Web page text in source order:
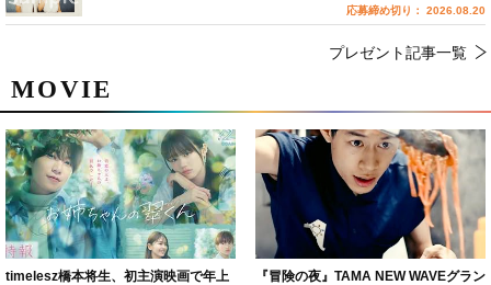
MOVIE
timelesz橋本将生、初主演映画で年上
『冒険の夜』TAMA NEW WAVEグラン
応募締め切り： 2026.08.20
プレゼント記事一覧